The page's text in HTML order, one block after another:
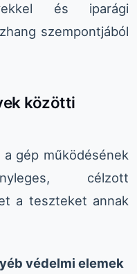
és iparági
szempontjából
közötti
gép működésének
célzott
a teszteket annak
védelmi elemek